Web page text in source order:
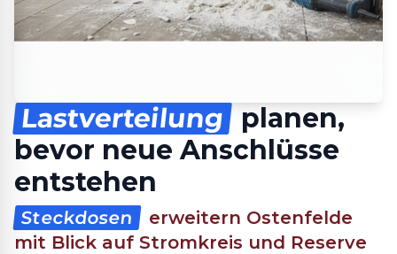
Lastverteilung
planen,
bevor neue Anschlüsse
entstehen
Steckdosen
erweitern Ostenfelde
mit Blick auf Stromkreis und Reserve